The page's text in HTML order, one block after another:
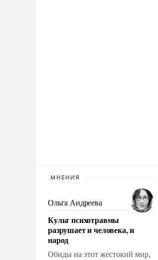
МНЕНИЯ
Ольга Андреева
Культ психотравмы
разрушает и человека, и
народ
Обиды на этот жестокий мир,